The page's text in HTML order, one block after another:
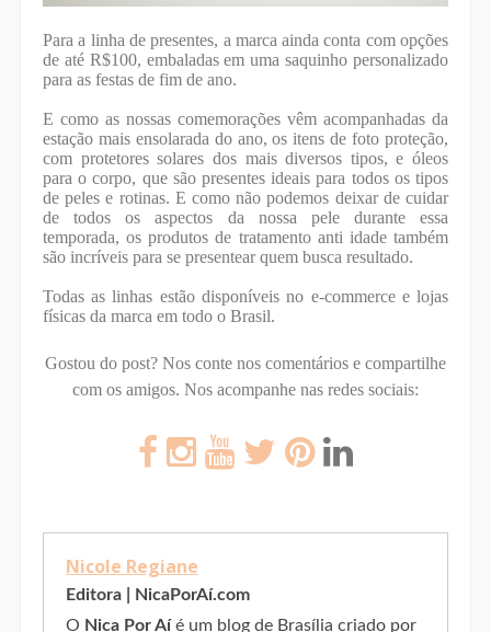
Para a linha de presentes, a marca ainda conta com opções
de até R$100, embaladas em uma saquinho personalizado
para as festas de fim de ano.
E como as nossas comemorações vêm acompanhadas da
estação mais ensolarada do ano, os itens de foto proteção,
com protetores solares dos mais diversos tipos, e óleos
para o corpo, que são presentes ideais para todos os tipos
de peles e rotinas. E como não podemos deixar de cuidar
de todos os aspectos da nossa pele durante essa
temporada, os produtos de tratamento anti idade também
são incríveis para se presentear quem busca resultado.
Todas as linhas estão disponíveis no e-commerce e lojas
físicas da marca em todo o Brasil.
Gostou do post? Nos conte nos comentários e compartilhe
com os amigos. Nos acompanhe nas redes sociais:
Nicole Regiane
Editora | NicaPorAí.com
O Nica Por Aíé um blog de Brasília criado por